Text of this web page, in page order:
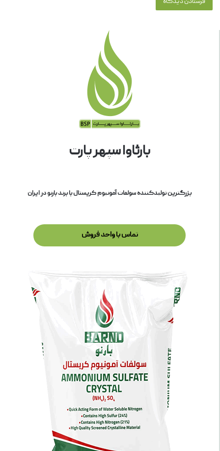
بارثاوا سپهر پارت
بزرگترین تولیدکننده سولفات آمونیوم کریستال با برند بارنو در ایران
تماس با واحد فروش